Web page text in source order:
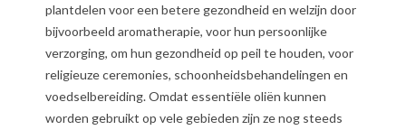
plantdelen voor een betere gezondheid en welzijn door
bijvoorbeeld aromatherapie, voor hun persoonlijke
verzorging, om hun gezondheid op peil te houden, voor
religieuze ceremonies, schoonheidsbehandelingen en
voedselbereiding. Omdat essentiële oliën kunnen
worden gebruikt op vele gebieden zijn ze nog steeds